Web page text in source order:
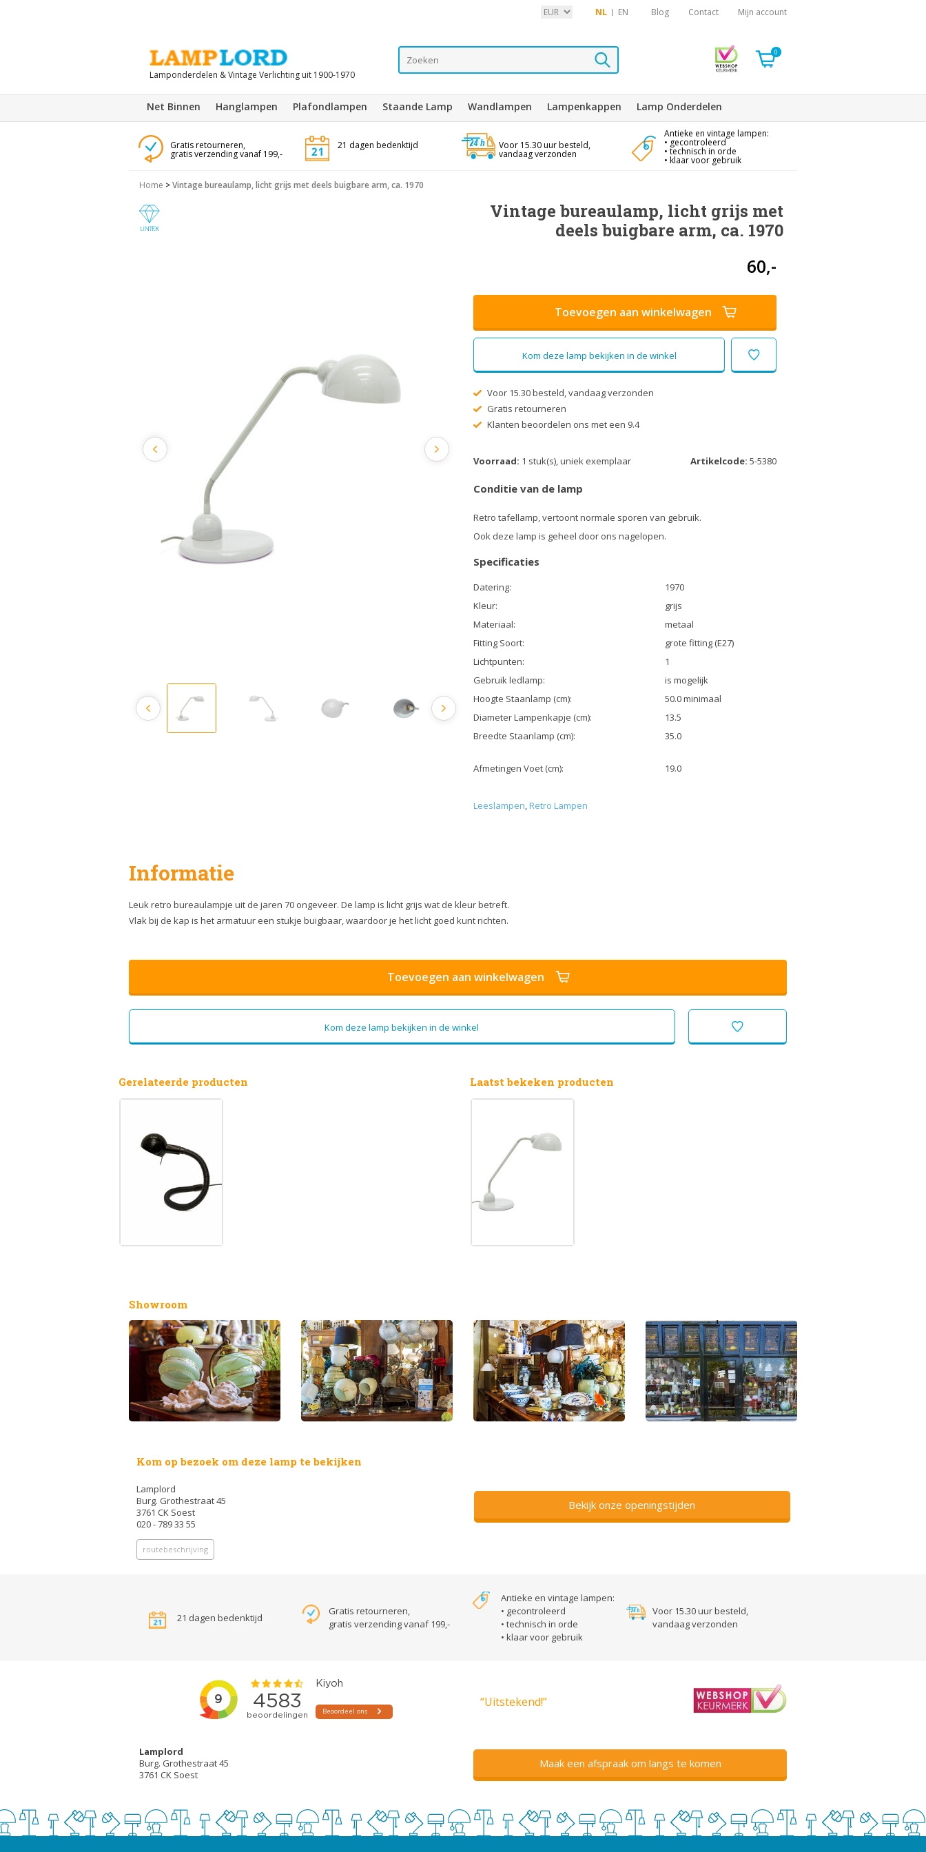
NL EN Blog Contact Mijn account
Lamponderdelen & Vintage Verlichting uit 1900-1970
0
Net Binnen Hanglampen Plafondlampen Staande Lamp Wandlampen Lampenkappen Lamp Onderdelen
Gratis retourneren,
gratis verzending vanaf 199,-
21 dagen bedenktijd Voor 15.30 uur besteld,
vandaag verzonden
Antieke en vintage lampen:
• gecontroleerd
• technisch in orde
• klaar voor gebruik
Home >Vintage bureaulamp, licht grijs met deels buigbare arm, ca. 1970
Vintage bureaulamp, licht grijs met
deels buigbare arm, ca. 1970
60,-
Toevoegen aan winkelwagen
Kom deze lamp bekijken in de winkel
Voor 15.30 besteld, vandaag verzonden
Gratis retourneren
Klanten beoordelen ons met een 9.4
Voorraad: 1 stuk(s), uniek exemplaar Artikelcode: 5-5380
Conditie van de lamp
Retro tafellamp, vertoont normale sporen van gebruik.
Ook deze lamp is geheel door ons nagelopen.
Specificaties
Datering:
1970
Kleur:
grijs
Materiaal:
metaal
Fitting Soort:
grote fitting (E27)
Lichtpunten:
1
Gebruik ledlamp:
is mogelijk
Hoogte Staanlamp (cm):
50.0 minimaal
Diameter Lampenkapje (cm):
13.5
Breedte Staanlamp (cm):
35.0
Afmetingen Voet (cm): 19.0
Leeslampen,Retro Lampen
Informatie
Leuk retro bureaulampje uit de jaren 70 ongeveer. De lamp is licht grijs wat de kleur betreft.
Vlak bij de kap is het armatuur een stukje buigbaar, waardoor je het licht goed kunt richten.
Toevoegen aan winkelwagen
Kom deze lamp bekijken in de winkel
Gerelateerde producten Laatst bekeken producten
Showroom
Kom op bezoek om deze lamp te bekijken
Lamplord
Burg. Grothestraat 45
3761 CK Soest
020 - 789 33 55
routebeschrijving
Bekijk onze openingstijden
21 dagen bedenktijd
Gratis retourneren,
gratis verzending vanaf 199,-
Antieke en vintage lampen:
• gecontroleerd
• technisch in orde
• klaar voor gebruik
Voor 15.30 uur besteld,
vandaag verzonden
“Uitstekend!”
Lamplord
Burg. Grothestraat 45
3761 CK Soest
Maak een afspraak om langs te komen